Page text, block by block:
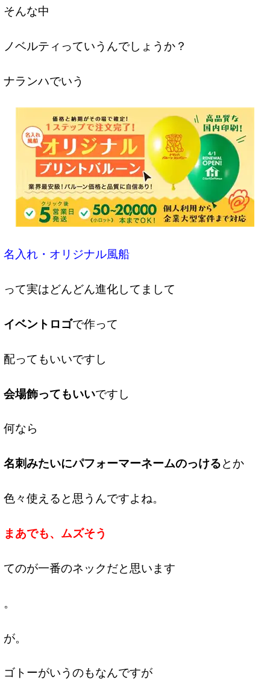
そんな中
ノベルティっていうんでしょうか？
ナランハでいう
名入れ・オリジナル風船
って実はどんどん進化してまして
イベントロゴで作って
配ってもいいですし
会場飾ってもいいですし
何なら
名刺みたいにパフォーマーネームのっけるとか
色々使えると思うんですよね。
まあでも、ムズそう
てのが一番のネックだと思います
。
が。
ゴトーがいうのもなんですが